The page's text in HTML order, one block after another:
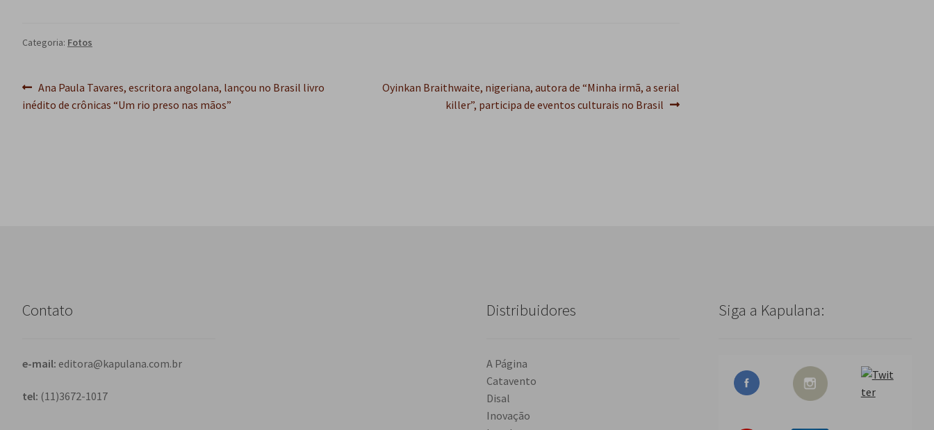
Categoria: Fotos
Navegação
de
Post
anterior:
Ana Paula Tavares, escritora angolana, lançou no Brasil livro
inédito de crônicas “Um rio preso nas mãos”
Próximo
Oyinkan Braithwaite, nigeriana, autora de “Minha irmã, a serial
killer”, participa de eventos culturais no Brasil
Contato
e-mail: editora@kapulana.com.br
tel: (11)3672-1017
Distribuidores
A Página
Catavento
Disal
Inovação
Siga a Kapulana: